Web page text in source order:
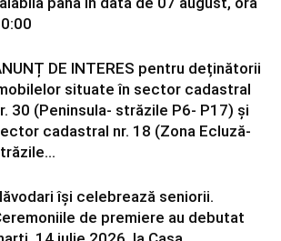
DE INTERES pentru deținătorii
situate în sector cadastral
30 (Peninsula- străzile P6- P17) și
cadastral nr. 18 (Zona Ecluză-
își celebrează seniorii.
de premiere au debutat